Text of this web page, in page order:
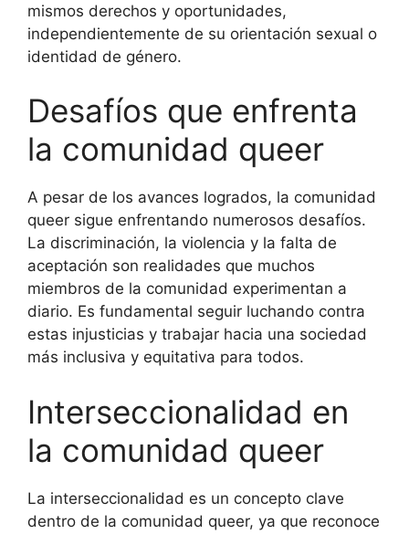
mismos derechos y oportunidades,
independientemente de su orientación sexual o
identidad de género.
Desafíos que enfrenta
la comunidad queer
A pesar de los avances logrados, la comunidad
queer sigue enfrentando numerosos desafíos.
La discriminación, la violencia y la falta de
aceptación son realidades que muchos
miembros de la comunidad experimentan a
diario. Es fundamental seguir luchando contra
estas injusticias y trabajar hacia una sociedad
más inclusiva y equitativa para todos.
Interseccionalidad en
la comunidad queer
La interseccionalidad es un concepto clave
dentro de la comunidad queer, ya que reconoce